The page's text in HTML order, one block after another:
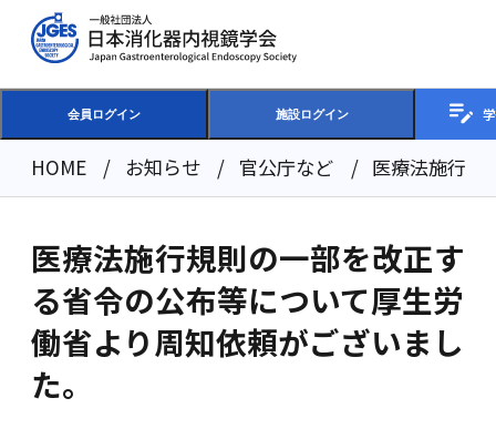
会員ログイン 施設ログイン
HOME お知らせ 官公庁など 医療法施行規
医療法施行規則の一部を改正す
る省令の公布等について厚生労
働省より周知依頼がございまし
た。